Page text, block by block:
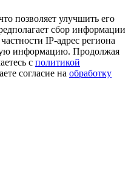
позволяет улучшить его
сбор информации
IP-адрес региона
информацию. Продолжая
с политикой
согласие на обработку